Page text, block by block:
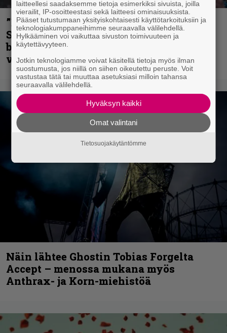
”He ovat tuoneet soittoon jotain uutta” –
Sepulturan Andreas Kisser nimeää
bändin, jonka riffit ovat tehneet
vaikutuksen
Näin lähtee Ghostin Tobias Forgelta
Accept – menossa mukana myös
Anthrax- ja Korn-miehistöä
laitteellesi saadaksemme tietoja esimerkiksi sivuista, joilla
vierailit, IP-osoitteestasi sekä laitteesi ominaisuuksista.
Pääset tutustumaan yksityiskohtaisesti käyttötarkoituksiin ja
teknologiakumppaneihimme seuraavalla välilehdellä.
Hylkääminen voi vaikuttaa sivuston toimivuuteen ja
käytettävyyteen.
Jotkin teknologiamme voivat käsitellä tietoja myös ilman
suostumusta, jos niillä on siihen oikeutettu peruste. Voit
vastustaa tätä tai muuttaa asetuksiasi milloin tahansa
seuraavalla välilehdellä.
Hyväksyn kaikki
Omat valintani
Tietosuojakäytäntömme